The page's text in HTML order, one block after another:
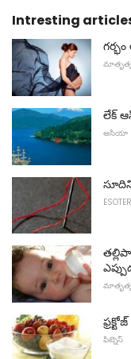
Intresting
లేక్
ఆసియా
ఫిట్నెస్